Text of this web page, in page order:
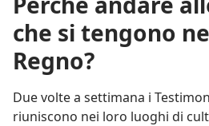
che si tengono
Regno?
Due volte a settimana i
riuniscono nei loro luoghi di